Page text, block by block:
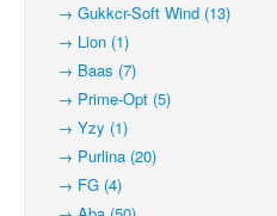
→ Gukkcr-Soft Wind (13)
→ Lion (1)
→ Baas (7)
→ Prime-Opt (5)
→ Yzy (1)
→ Purlina (20)
→ FG (4)